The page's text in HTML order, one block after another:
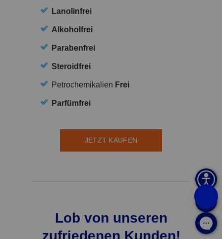
Lanolinfrei
Alkoholfrei
Parabenfrei
Steroidfrei
Petrochemikalien Frei
Parfümfrei
JETZT KAUFEN
Lob von unseren